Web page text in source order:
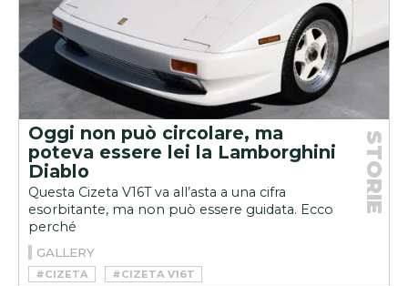
Oggi non può circolare, ma
poteva essere lei la Lamborghini
Diablo
Questa Cizeta V16T va all’asta a una cifra
esorbitante, ma non può essere guidata. Ecco
perché
STORIE
GALLERY
#CIZETA
#CIZETA V16T